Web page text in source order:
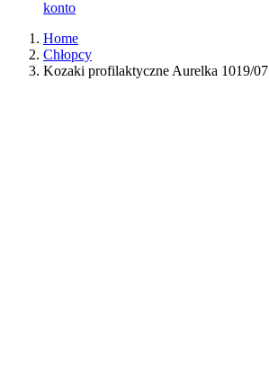
konto
Home
Chłopcy
Kozaki profilaktyczne Aurelka 1019/07